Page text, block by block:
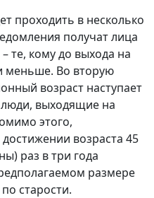
проходить в несколько
получат лица
те, кому до выхода на
меньше. Во вторую
возраст наступает
люди, выходящие на
этого,
возраста 45
раз в три года
размере
старости.